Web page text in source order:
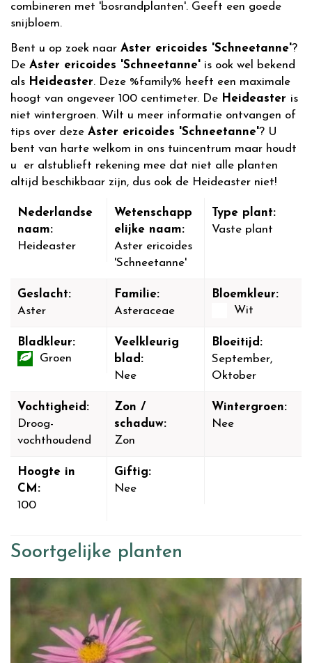
combineren met 'bosrandplanten'. Geeft een goede
snijbloem.
Bent u op zoek naar Aster ericoides 'Schneetanne'?
De Aster ericoides 'Schneetanne' is ook wel bekend
als Heideaster. Deze %family% heeft een maximale
hoogt van ongeveer 100 centimeter. De Heideaster is
niet wintergroen. Wilt u meer informatie ontvangen of
tips over deze Aster ericoides 'Schneetanne'? U
bent van harte welkom in ons tuincentrum maar houdt
u er alstublieft rekening mee dat niet alle planten
altijd beschikbaar zijn, dus ook de Heideaster niet!
Nederlandse
naam:
Heideaster
Wetenschapp
elijke naam:
Aster ericoides
'Schneetanne'
Type plant:
Vaste plant
Geslacht:
Aster
Familie:
Asteraceae
Bloemkleur:
Wit
Bladkleur:
Groen
Veelkleurig
blad:
Nee
Bloeitijd:
September,
Oktober
Vochtigheid:
Droog-
vochthoudend
Zon /
schaduw:
Zon
Wintergroen:
Nee
Hoogte in
CM:
100
Giftig:
Nee
Soortgelijke planten